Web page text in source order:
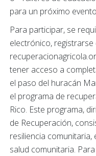
para un próximo
Para participar, se
electrónico, registrarse
tener acceso a
el paso del huracán
el programa de
Rico. Este programa,
de Recuperación,
resiliencia comunitaria,
salud comunitaria.